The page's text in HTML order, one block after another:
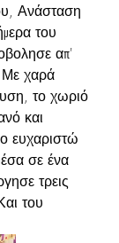
Ανάσταση
του
απ'
Με χαρά
το χωριό
και
ευχαριστώ
σε ένα
τρεις
του